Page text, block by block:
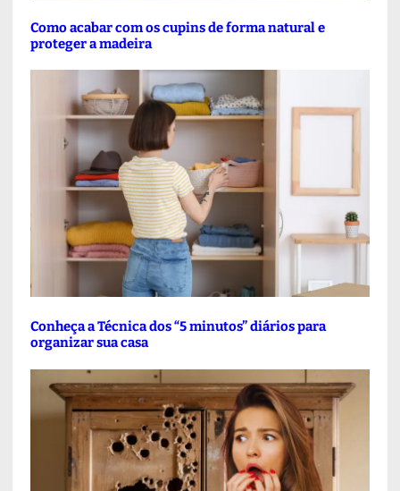
Como acabar com os cupins de forma natural e
proteger a madeira
Conheça a Técnica dos “5 minutos” diários para
organizar sua casa